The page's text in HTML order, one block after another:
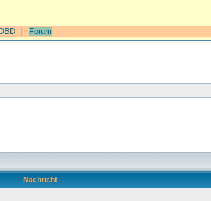
Forum
Nachricht